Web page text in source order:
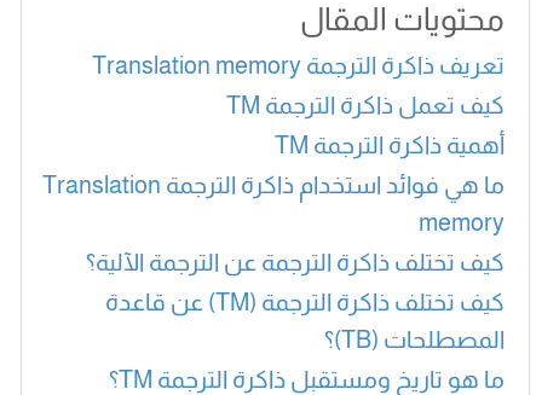
محتويات المقال
تعريف ذاكرة الترجمة Translation memory
كيف تعمل ذاكرة الترجمة TM
أهمية ذاكرة الترجمة TM
ما هي فوائد استخدام ذاكرة الترجمة Translation
memory
كيف تختلف ذاكرة الترجمة عن الترجمة الآلية؟
كيف تختلف ذاكرة الترجمة (TM) عن قاعدة
المصطلحات (TB)؟
ما هو تاريخ ومستقبل ذاكرة الترجمة TM؟